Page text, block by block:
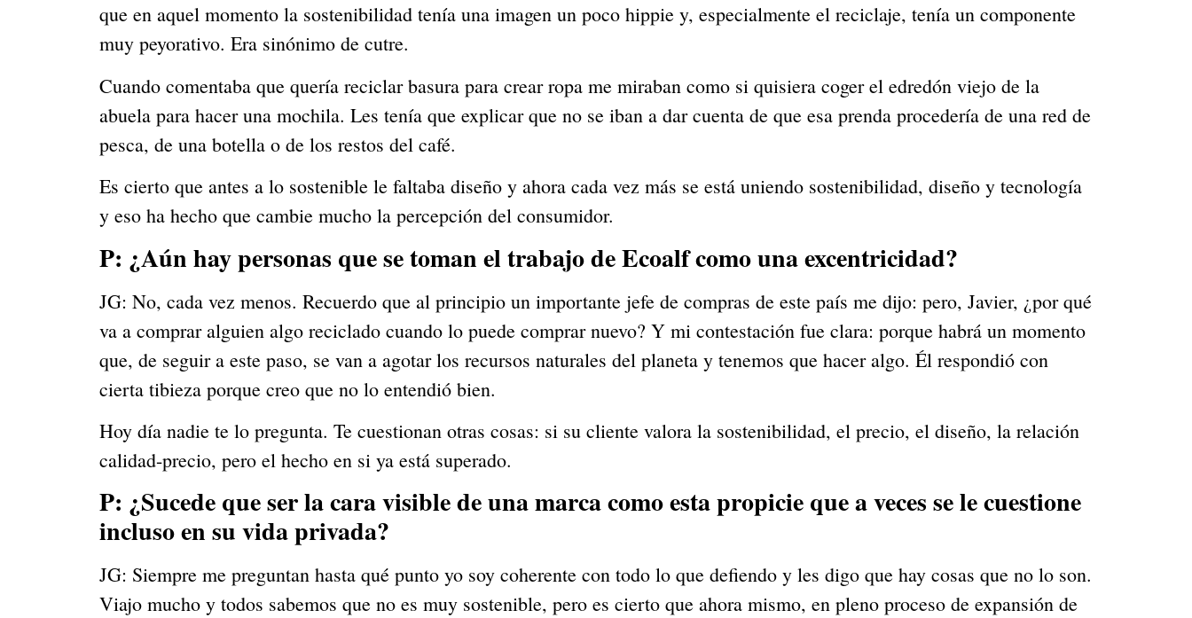
que en aquel momento la sostenibilidad tenía una imagen un poco hippie y, especialmente el reciclaje, tenía un componente
muy peyorativo. Era sinónimo de cutre.
Cuando comentaba que quería reciclar basura para crear ropa me miraban como si quisiera coger el edredón viejo de la
abuela para hacer una mochila. Les tenía que explicar que no se iban a dar cuenta de que esa prenda procedería de una red de
pesca, de una botella o de los restos del café.
Es cierto que antes a lo sostenible le faltaba diseño y ahora cada vez más se está uniendo sostenibilidad, diseño y tecnología
y eso ha hecho que cambie mucho la percepción del consumidor.
P: ¿Aún hay personas que se toman el trabajo de Ecoalf como una excentricidad?
JG: No, cada vez menos. Recuerdo que al principio un importante jefe de compras de este país me dijo: pero, Javier, ¿por qué
va a comprar alguien algo reciclado cuando lo puede comprar nuevo? Y mi contestación fue clara: porque habrá un momento
que, de seguir a este paso, se van a agotar los recursos naturales del planeta y tenemos que hacer algo. Él respondió con
cierta tibieza porque creo que no lo entendió bien.
Hoy día nadie te lo pregunta. Te cuestionan otras cosas: si su cliente valora la sostenibilidad, el precio, el diseño, la relación
calidad-precio, pero el hecho en si ya está superado.
P: ¿Sucede que ser la cara visible de una marca como esta propicie que a veces se le cuestione
incluso en su vida privada?
JG: Siempre me preguntan hasta qué punto yo soy coherente con todo lo que defiendo y les digo que hay cosas que no lo son.
Viajo mucho y todos sabemos que no es muy sostenible, pero es cierto que ahora mismo, en pleno proceso de expansión de